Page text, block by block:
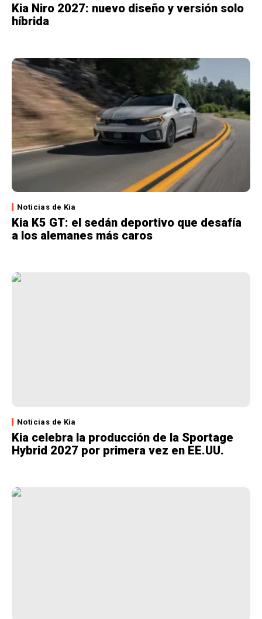
Kia Niro 2027: nuevo diseño y versión solo
híbrida
Noticias de Kia
Kia K5 GT: el sedán deportivo que desafía
a los alemanes más caros
Noticias de Kia
Kia celebra la producción de la Sportage
Hybrid 2027 por primera vez en EE.UU.